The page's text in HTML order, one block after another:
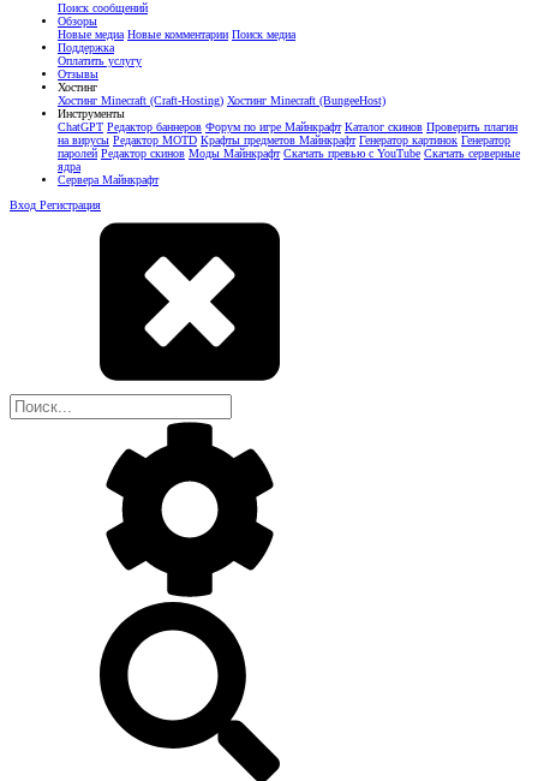
Поиск сообщений
Обзоры
Новые медиа Новые комментарии Поиск медиа
Поддержка
Оплатить услугу
Отзывы
Хостинг
Хостинг Minecraft (Craft-Hosting) Хостинг Minecraft (BungeeHost)
Инструменты
ChatGPT Редактор баннеров Форум по игре Майнкрафт Каталог скинов Проверить плагин
на вирусы Редактор MOTD Крафты предметов Майнкрафт Генератор картинок Генератор
паролей Редактор скинов Моды Майнкрафт Скачать превью с YouTube Скачать серверные
ядра
Сервера Майнкрафт
Вход Регистрация